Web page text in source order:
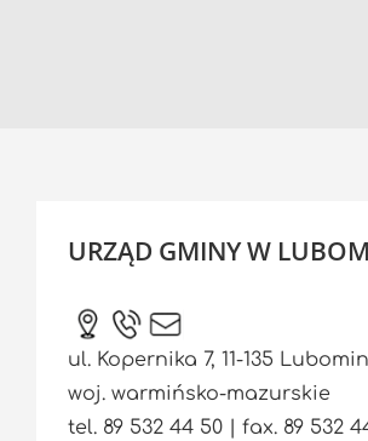
URZĄD GMINY W
ul. Kopernika 7, 11-135
woj. warmińsko-mazurskie
tel. 89 532 44 50 | fax. 89 532